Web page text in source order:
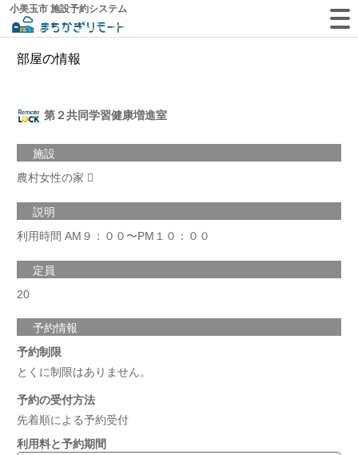
小美玉市 施設予約システム
部屋の情報
第２共同学習健康増進室
施設
農村女性の家
説明
利用時間 AM９：００〜PM１０：００
定員
20
予約情報
予約制限
とくに制限はありません。
予約の受付方法
先着順による予約受付
利用料と予約期間